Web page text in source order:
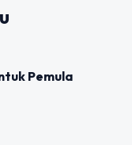
Pemula